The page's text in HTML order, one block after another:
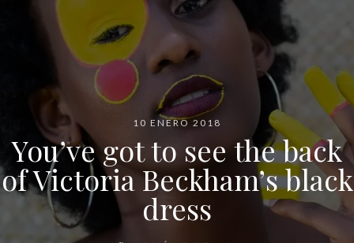
10 ENERO 2018
You’ve got to see the back
of Victoria Beckham’s black
dress